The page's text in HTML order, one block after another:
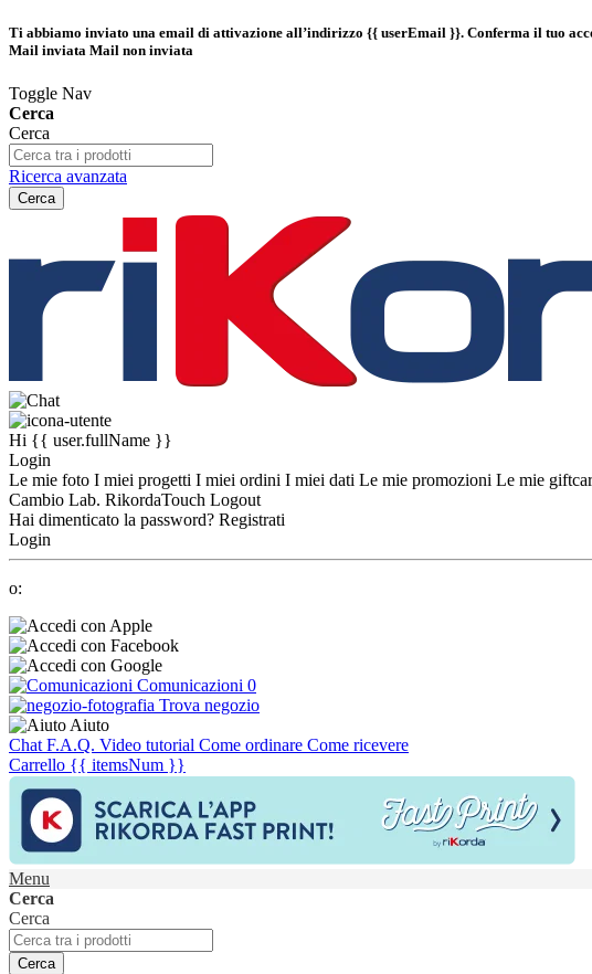
Ti abbiamo inviato una email di attivazione all’indirizzo {{ userEmail }}. Conferma il tuo
Mail inviata Mail non inviata
Toggle Nav
Cerca
Cerca
Ricerca avanzata
Cerca
Hi {{ user.fullName }}
Login
Le mie foto I miei progetti I miei ordini I miei dati Le mie promozioni Le mie
Cambio Lab. RikordaTouch Logout
Hai dimenticato la password? Registrati
Login
o:
Comunicazioni 0
Trova negozio
Aiuto
Chat F.A.Q. Video tutorial Come ordinare Come ricevere
Carrello {{ itemsNum }}
Menu
Cerca
Cerca
Cerca